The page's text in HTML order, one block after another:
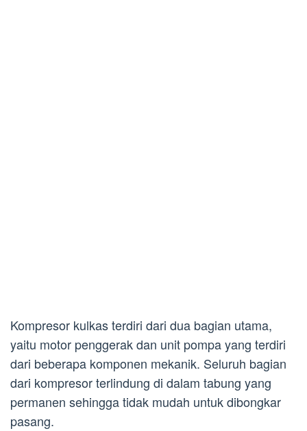
Kompresor kulkas terdiri dari dua bagian utama,
yaitu motor penggerak dan unit pompa yang terdiri
dari beberapa komponen mekanik. Seluruh bagian
dari kompresor terlindung di dalam tabung yang
permanen sehingga tidak mudah untuk dibongkar
pasang.